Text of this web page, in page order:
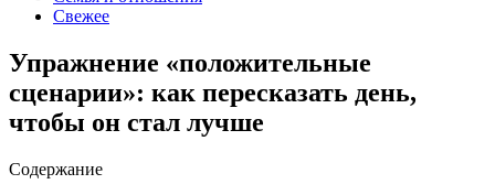
Свежее
Упражнение «положительные
сценарии»: как пересказать день,
чтобы он стал лучше
Содержание